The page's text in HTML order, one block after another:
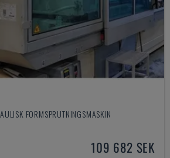
FORMSPRUTNINGSMASKIN
109 682 SEK